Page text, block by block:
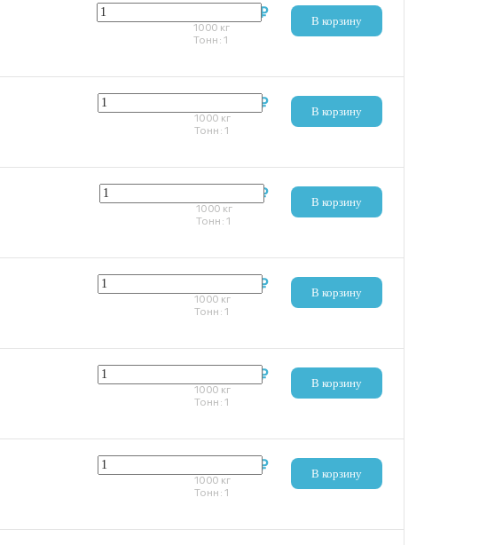
В корзину
120 993 ₽
1000 кг
Тонн:1
В корзину
120 328 ₽
1000 кг
Тонн:1
В корзину
119 747 ₽
1000 кг
Тонн:1
В корзину
120 330 ₽
1000 кг
Тонн:1
В корзину
120 559 ₽
1000 кг
Тонн:1
В корзину
120 536 ₽
1000 кг
Тонн:1